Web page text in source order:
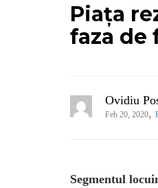
Piața
faza de
Ovidiu
Feb 20, 2020,
Segmentul